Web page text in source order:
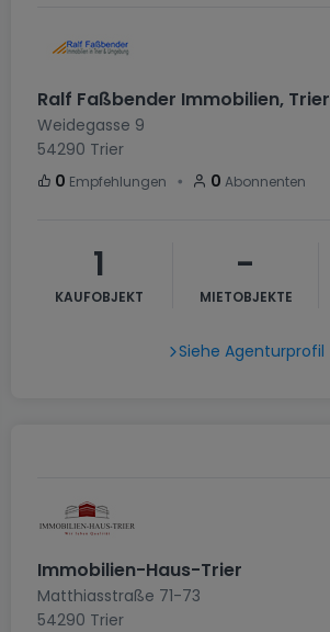
Ralf Faßbender Immobilien, Trier
Weidegasse 9
54290 Trier
0 Empfehlungen ・ 0 Abonnenten
1
KAUFOBJEKT
-
MIETOBJEKTE
Siehe Agenturprofil
Immobilien-Haus-Trier
Matthiasstraße 71-73
54290 Trier